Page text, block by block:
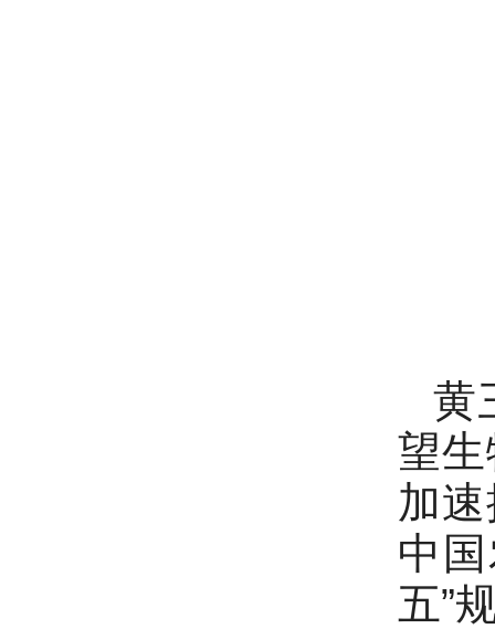
黄
望
加
中
五”